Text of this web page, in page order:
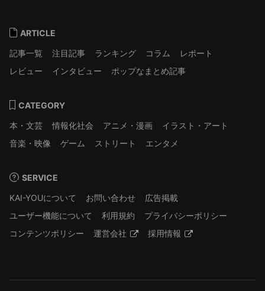
ARTICLE
記事一覧
注目記事 ランキング コラム
レポート
レビュー
インタビュー ポップなまとめ記事
CATEGORY
本・文芸
情報化社会 アニメ・漫画
イラスト・アート
音楽・映像
ゲーム ストリート エンタメ
SERVICE
KAI-YOUについて
お問い合わせ
広告掲載
ユーザー機能について
利用規約
プライバシーポリシー
コンテンツポリシー
運営会社 採用情報